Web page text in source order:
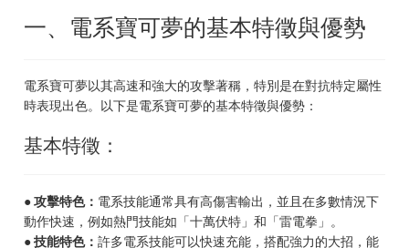
一、電系寶可夢的基本特徵與優勢
電系寶可夢以其高速和強大的攻擊著稱，特別是在對抗特定屬性
時表現出色。以下是電系寶可夢的基本特徵與優勢：
基本特徵：
● 攻擊特色： 電系技能通常具有高傷害輸出，並且在多數情況下
動作快速，例如熱門技能如「十萬伏特」和「雷電拳」。
● 技能特色：許多電系技能可以快速充能，搭配強力的大招，能